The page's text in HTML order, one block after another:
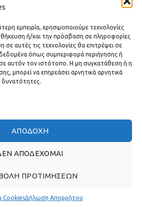
εμπειρία, χρησιμοποιούμε τεχνολογίες
ή/και την πρόσβαση σε πληροφορίες
αυτές τις τεχνολογίες θα επιτρέψει σε
όπως συμπεριφορά περιήγησης ή
αυτόν τον ιστότοπο. Η μη συγκατάθεση ή η
μπορεί να επηρεάσει αρνητικά αρνητικά
δυνατότητες.
ΑΠΟΔΟΧΉ
ΑΠΟΔΈΧΟΜΑΙ
ΠΡΟΤΙΜΉΣΕΩΝ
CookiesΔήλωση Απορρήτου
κριτικές πελατών
ΑΠΟ ΤΗΝTHE PLAN P